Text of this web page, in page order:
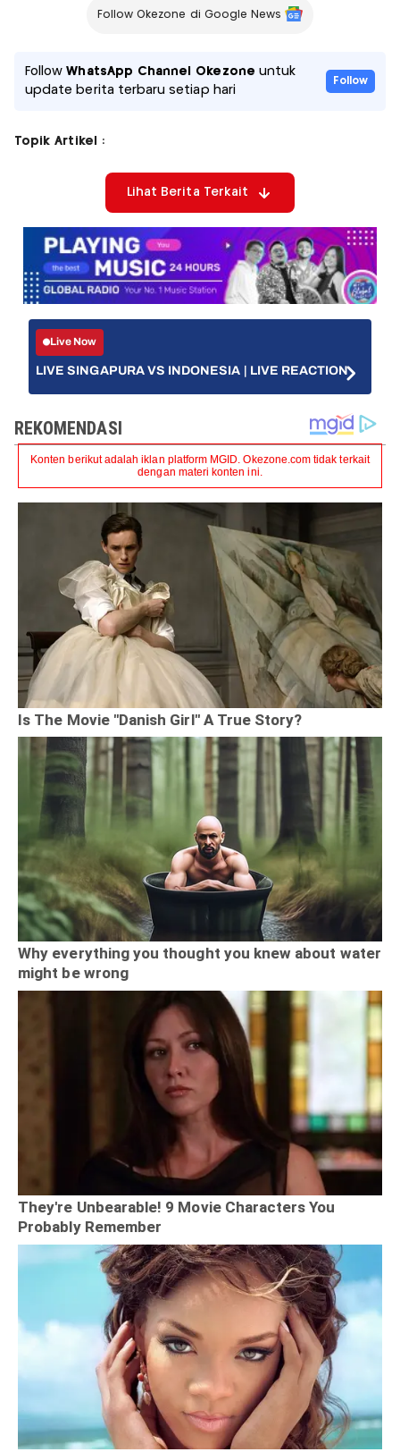
Follow Okezone di Google News
FollowWhatsApp Channel Okezone untuk
update berita terbaru setiap hari
Follow
Topik Artikel :
Lihat Berita Terkait
Live Now
LIVE SINGAPURA VS INDONESIA | LIVE REACTION